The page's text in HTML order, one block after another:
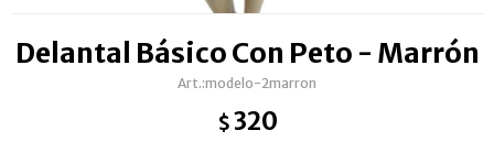
Delantal Básico Con Peto - Marrón
modelo-2marron
$320